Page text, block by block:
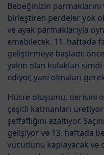
Bebeğinizin parmaklarını
birleştiren perdeler yok
ve ayak parmaklarıyla
emebilecek. 11. haftada
geliştirmeye başladı:
yakın olan kulakları
ediyor, yani olmaları
Hücre oluşumu, derisini
çeşitli katmanları
şeffaflığını azaltıyor.
gelişiyor ve 13. haftada
vücudunu kaplayacak ve